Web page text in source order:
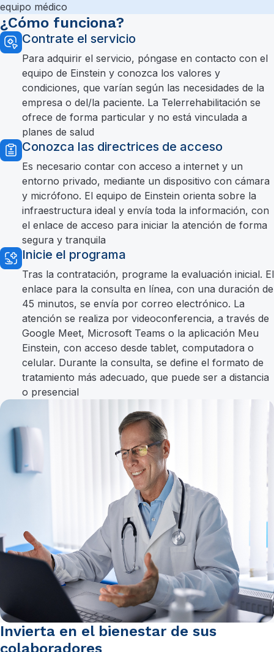
equipo médico
¿Cómo funciona?
Contrate el servicio
Para adquirir el servicio, póngase en contacto con el
equipo de Einstein y conozca los valores y
condiciones, que varían según las necesidades de la
empresa o del/la paciente. La Telerrehabilitación se
ofrece de forma particular y no está vinculada a
planes de salud
Conozca las directrices de acceso
Es necesario contar con acceso a internet y un
entorno privado, mediante un dispositivo con cámara
y micrófono. El equipo de Einstein orienta sobre la
infraestructura ideal y envía toda la información, con
el enlace de acceso para iniciar la atención de forma
segura y tranquila
Inicie el programa
Tras la contratación, programe la evaluación inicial. El
enlace para la consulta en línea, con una duración de
45 minutos, se envía por correo electrónico. La
atención se realiza por videoconferencia, a través de
Google Meet, Microsoft Teams o la aplicación Meu
Einstein, con acceso desde tablet, computadora o
celular. Durante la consulta, se define el formato de
tratamiento más adecuado, que puede ser a distancia
o presencial
Invierta en el bienestar de sus